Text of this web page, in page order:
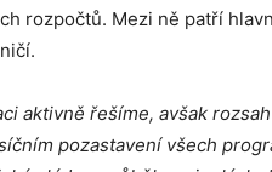
rozpočtů. Mezi ně patří
aktivně řešíme, avšak
pozastavení všech